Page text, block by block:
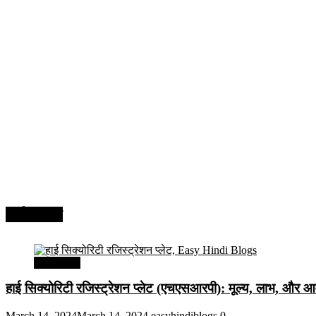
हाई सिक्योरिटी रजिस्ट्रेशन प्लेट (एचएसआरपी): मूल्य, लाभ,